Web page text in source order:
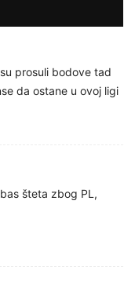
prosuli bodove tad
da ostane u ovoj ligi
šteta zbog PL,